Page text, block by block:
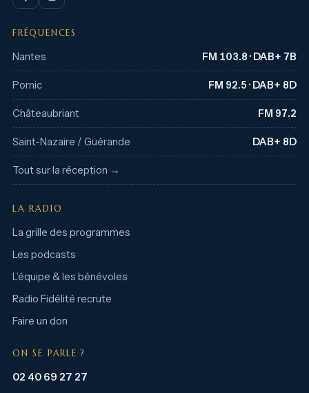
FRÉQUENCES
Nantes FM 103.8 · DAB+ 7B
Pornic FM 92.5 · DAB+ 8D
Châteaubriant FM 97.2
Saint-Nazaire / Guérande DAB+ 8D
Tout sur la réception →
LA RADIO
La grille des programmes
Les podcasts
L’équipe & les bénévoles
Radio Fidélité recrute
Faire un don
ON SE PARLE ?
02 40 69 27 27